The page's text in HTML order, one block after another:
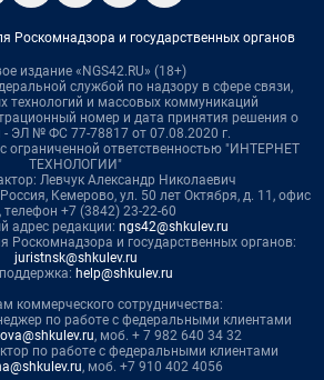
Роскомнадзора и государственных органов
издание «NGS42.RU» (18+)
службой по надзору в сфере связи,
технологий и массовых коммуникаций
номер и дата принятия решения о
- ЭЛ № ФС 77-78817 от 07.08.2020 г.
ограниченной ответственностью "ИНТЕРНЕТ
ТЕХНОЛОГИИ"
Левчук Александр Николаевич
Кемерово, ул. 50 лет Октября, д. 11, офис
телефон +7 (3842) 23-22-60
адрес редакции: ngs42@shkulev.ru
Роскомнадзора и государственных органов:
juristnsk@shkulev.ru
help@shkulev.ru
коммерческого сотрудничества:
по работе с федеральными клиентами
, моб. + 7 982 640 34 32
по работе с федеральными клиентами
, моб. +7 910 402 4056